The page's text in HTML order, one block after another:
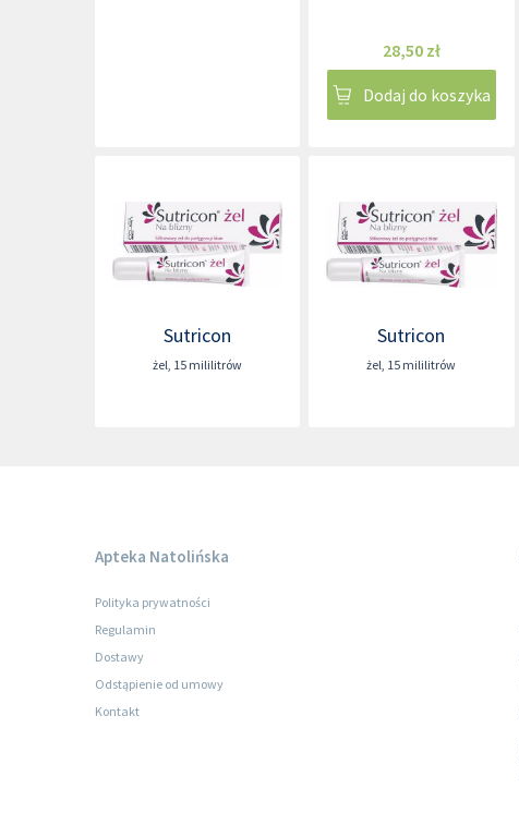
28,50 zł
Dodaj do koszyka
Sutricon
żel, 15 mililitrów
Sutricon
żel, 15 mililitrów
Apteka Natolińska
Polityka prywatności
Regulamin
Dostawy
Odstąpienie od umowy
Kontakt